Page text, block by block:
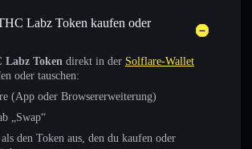
Labz Token kaufen oder
Labz Token direkt in der Solflare-Wallet
oder tauschen:
(App oder Browsererweiterung)
„Swap“
als den Token aus, den du kaufen oder